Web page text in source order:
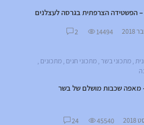
– הפשטידה הצרפתית בגרסה לעצלנים
14494
2
,מתכוני בשר ,מתכוני חגים ,מתכונים ,
מאפה שכבות מושלם של בשר
45540
24